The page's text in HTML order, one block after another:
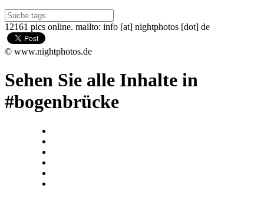
12161 pics online. mailto: info [at] nightphotos [dot] de
© www.nightphotos.de
Sehen Sie alle Inhalte in
#bogenbrücke